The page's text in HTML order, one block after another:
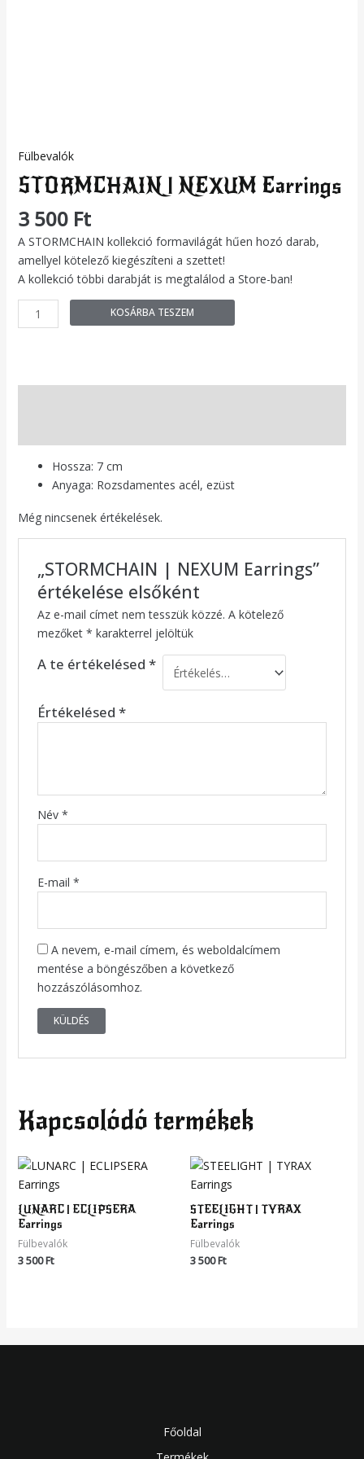
Fülbevalók
STORMCHAIN | NEXUM Earrings
3 500 Ft
A STORMCHAIN kollekció formavilágát hűen hozó darab,
amellyel kötelező kiegészíteni a szettet!
A kollekció többi darabját is megtalálod a Store-ban!
KOSÁRBA TESZEM
Hossza: 7 cm
Anyaga: Rozsdamentes acél, ezüst
Még nincsenek értékelések.
„STORMCHAIN | NEXUM Earrings”
értékelése elsőként
Az e-mail címet nem tesszük közzé. A kötelező
mezőket * karakterrel jelöltük
A te értékelésed *
Értékelésed *
Név *
E-mail *
A nevem, e-mail címem, és weboldalcímem
mentése a böngészőben a következő
hozzászólásomhoz.
Kapcsolódó termékek
LUNARC | ECLIPSERA
Earrings
Fülbevalók
3 500Ft
STEELIGHT | TYRAX
Earrings
Fülbevalók
3 500Ft
Főoldal